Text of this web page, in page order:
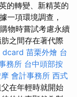
的轉變、新精英的
一項環境調查，
物時嘗試考慮永續
之間存在著代際
dcard 苗栗外燴 台
務所 台中頭部按
會計事務所 西式
在年輕時就開始